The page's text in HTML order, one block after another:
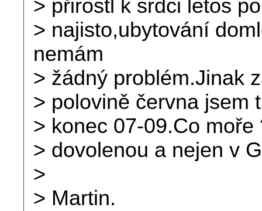
> přirostl k srdci letos
> najisto,ubytování
nemám
> žádný problém.Jinak
> polovině června jsem
> konec 07-09.Co
> dovolenou a nejen v
>
> Martin.